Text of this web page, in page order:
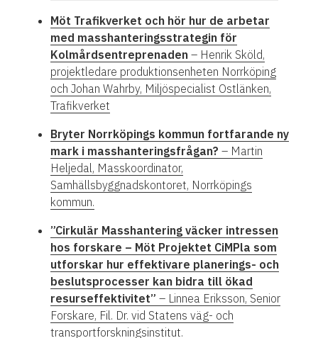
Möt Trafikverket och hör hur de arbetar
med masshanteringsstrategin för
Kolmårdsentreprenaden – Henrik Sköld,
projektledare produktionsenheten Norrköping
och Johan Wahrby, Miljöspecialist Ostlänken,
Trafikverket
Bryter Norrköpings kommun fortfarande ny
mark i masshanteringsfrågan? – Martin
Heljedal, Masskoordinator,
Samhällsbyggnadskontoret, Norrköpings
kommun.
”Cirkulär Masshantering väcker intressen
hos forskare – Möt Projektet CiMPla som
utforskar hur effektivare planerings- och
beslutsprocesser kan bidra till ökad
resurseffektivitet” – Linnea Eriksson, Senior
Forskare, Fil. Dr. vid Statens väg- och
transportforskningsinstitut.